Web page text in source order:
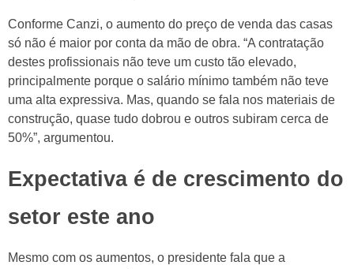
Conforme Canzi, o aumento do preço de venda das casas
só não é maior por conta da mão de obra. “A contratação
destes profissionais não teve um custo tão elevado,
principalmente porque o salário mínimo também não teve
uma alta expressiva. Mas, quando se fala nos materiais de
construção, quase tudo dobrou e outros subiram cerca de
50%”, argumentou.
Expectativa é de crescimento do
setor este ano
Mesmo com os aumentos, o presidente fala que a